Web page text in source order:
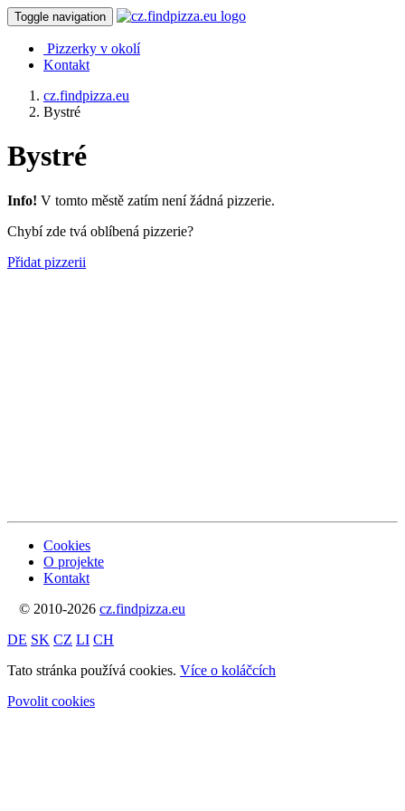
Toggle navigation
Pizzerky v okolí
Kontakt
cz.findpizza.eu
Bystré
Bystré
Info! V tomto městě zatím není žádná pizzerie.
Chybí zde tvá oblíbená pizzerie?
Přidat pizzerii
Cookies
O projekte
Kontakt
© 2010-2026 cz.findpizza.eu
DE SK CZ LI CH
Tato stránka používá cookies. Více o koláčcích
Povolit cookies